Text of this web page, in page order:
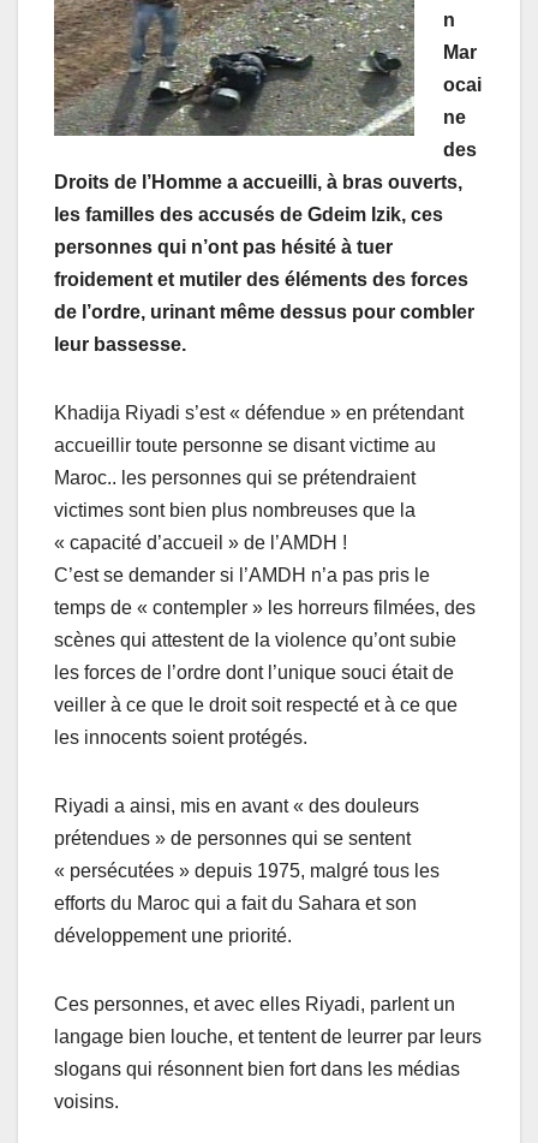
n
Mar
ocai
ne
des
Droits de l’Homme a accueilli, à bras ouverts,
les familles des accusés de Gdeim Izik, ces
personnes qui n’ont pas hésité à tuer
froidement et mutiler des éléments des forces
de l’ordre, urinant même dessus pour combler
leur bassesse.
Khadija Riyadi s’est « défendue » en prétendant
accueillir toute personne se disant victime au
Maroc.. les personnes qui se prétendraient
victimes sont bien plus nombreuses que la
« capacité d’accueil » de l’AMDH !
C’est se demander si l’AMDH n’a pas pris le
temps de « contempler » les horreurs filmées, des
scènes qui attestent de la violence qu’ont subie
les forces de l’ordre dont l’unique souci était de
veiller à ce que le droit soit respecté et à ce que
les innocents soient protégés.
Riyadi a ainsi, mis en avant « des douleurs
prétendues » de personnes qui se sentent
« persécutées » depuis 1975, malgré tous les
efforts du Maroc qui a fait du Sahara et son
développement une priorité.
Ces personnes, et avec elles Riyadi, parlent un
langage bien louche, et tentent de leurrer par leurs
slogans qui résonnent bien fort dans les médias
voisins.